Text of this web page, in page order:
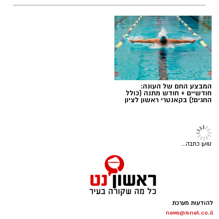
חדשותי? מצאתם טעות בכתבה? נשמח שתשתפו
אותנו
עיריית ראשון לציון
המבצע החם של העונה:
חודשיים + חודש מתנה (כולל
החגים!) בקאנטרי ראשון לציון
תרבות ובידור
פסטיבל הספרים של ראשון לציון חוזר:
חגיגה ספרותית לכל המשפחה
עיריית ראשון לציון מזמינה את תושבות ותושבי
העיר ליהנות מפסטיבל הספרים השנתי, שיתקיים
במהלך חודש יוני ויציע מגוון רחב של פעילויות
לכל הגילים, לצד מפגשים עם סופרים מובילים,